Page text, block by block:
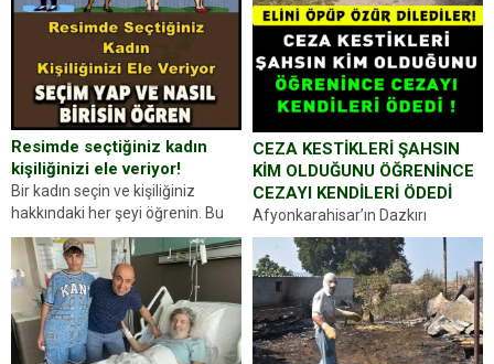
Resimde seçtiğiniz kadın
kişiliğinizi ele veriyor!
Bir kadın seçin ve kişiliğiniz
hakkındaki her şeyi öğrenin. Bu
kez karşınıza oldukça farklı bir
kişilik testiyle çıkıyoruz. Resimde
gördüğünüz kadın figürlerinden
dikkatinizi en...
CEZA KESTİKLERİ ŞAHSIN
KİM OLDUĞUNU ÖĞRENİNCE
CEZAYI KENDİLERİ ÖDEDİ
Afyonkarahisar’ın Dazkırı
ilçesinde trafik uygulaması
yapan jandarma ekipleri
durdurdukları bir otomobilin
sürücüsünden ehliyet ve ruhsat
sorup belgelerini istedi. Sürücü
Abdurrahman Ö.nün verdiği